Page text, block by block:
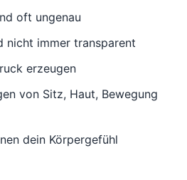
oft ungenau
nicht immer transparent
erzeugen
von Sitz, Haut, Bewegung
dein Körpergefühl